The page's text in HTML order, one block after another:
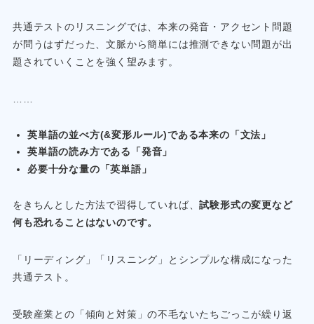
共通テストのリスニングでは、本来の発音・アクセント問題
が問うはずだった、文脈から簡単には推測できない問題が出
題されていくことを強く望みます。
英単語の並べ方(&変形ルール)である本来の「文法」
英単語の読み方である「発音」
必要十分な量の「英単語」
をきちんとした方法で習得していれば、試験形式の変更など
何も恐れることはないのです。
「リーディング」「リスニング」とシンプルな構成になった
共通テスト。
受験産業との「傾向と対策」の不毛ないたちごっこが繰り返